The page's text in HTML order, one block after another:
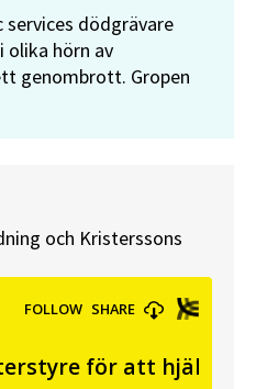
services dödgrävare
hörn av
genombrott. Gropen
och Kristerssons